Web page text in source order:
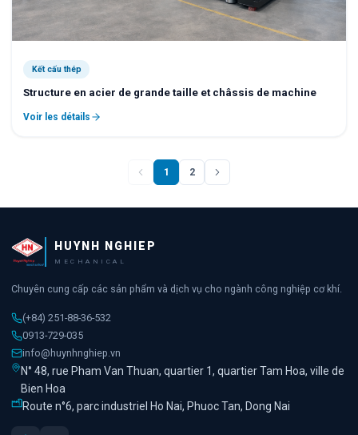
Kết cấu thép
Structure en acier de grande taille et châssis de machine
Voir les détails
1 2
HUYNH NGHIEP
MECHANICAL
Chuyên cung cấp các sản phẩm và dịch vụ cho ngành công nghiệp cơ khí.
(+84) 251-88-36-532
0913-729-035
info@huynhnghiep.vn
N° 48, rue Pham Van Thuan, quartier 1, quartier Tam Hoa, ville de
Bien Hoa
Route n°6, parc industriel Ho Nai, Phuoc Tan, Dong Nai